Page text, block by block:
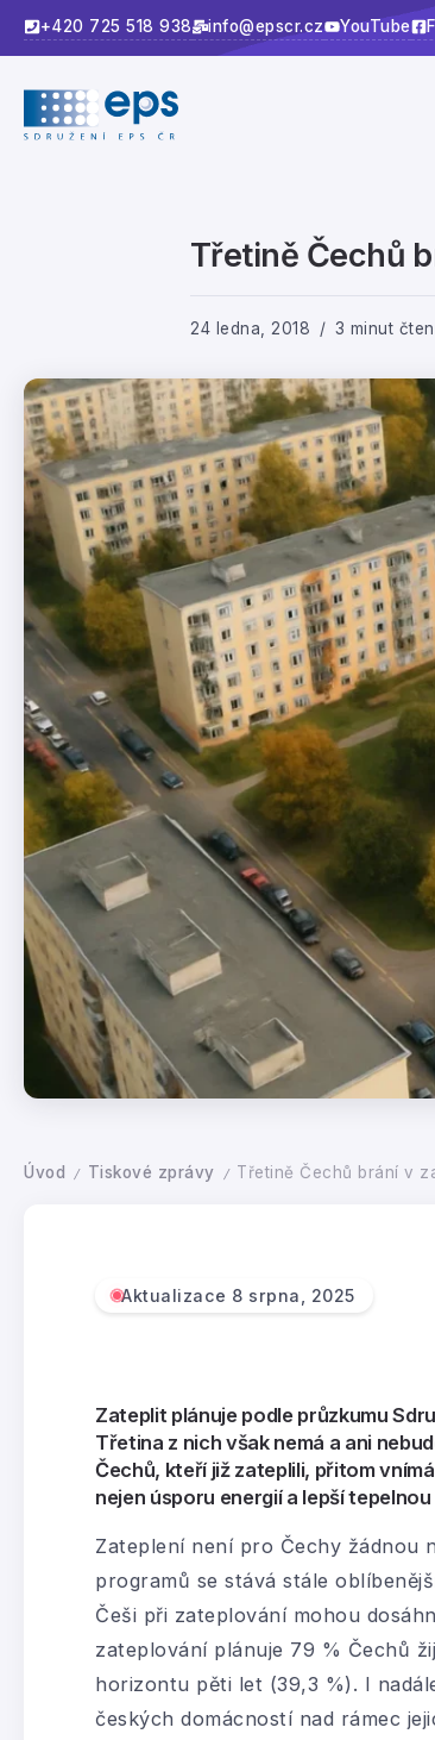
+420 725 518 938 info@epscr.cz YouTube
Třetině Čechů
24 ledna, 2018 3 minut
Úvod / Tiskové zprávy / Třetině Čechů brání v
Aktualizace 8 srpna, 2025
Zateplit plánuje podle průzkumu
Třetina z nich však nemá a ani
Čechů, kteří již zateplili, přitom
nejen úsporu energií a lepší
Zateplení není pro Čechy žádnou
programů se stává stále
Češi při zateplování mohou
zateplování plánuje 79 % Čechů
horizontu pěti let (39,3 %). I
českých domácností nad rámec